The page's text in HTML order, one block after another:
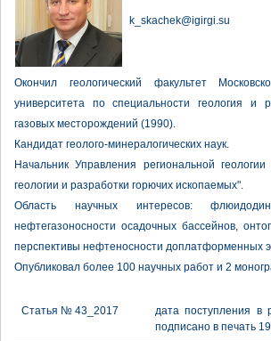
k_skachek@igirgi.su
Окончил геологический факультет
университета по специальности геология и
газовых месторождений (1990).
Кандидат геолого-минералогических наук.
Начальник Управления региональной
геологии и разработки горючих ископаемых".
Область научных интересов:
нефтегазоносности осадочных бассейнов,
перспективы нефтеносности доплатформенных
Опубликовал более 100 научных работ и 2
Статья № 43_2017
дата поступления в
подписано в печать